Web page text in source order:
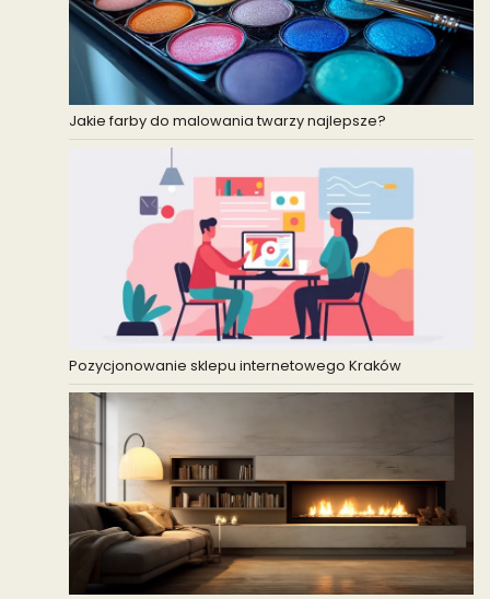
Jakie farby do malowania twarzy najlepsze?
Pozycjonowanie sklepu internetowego Kraków